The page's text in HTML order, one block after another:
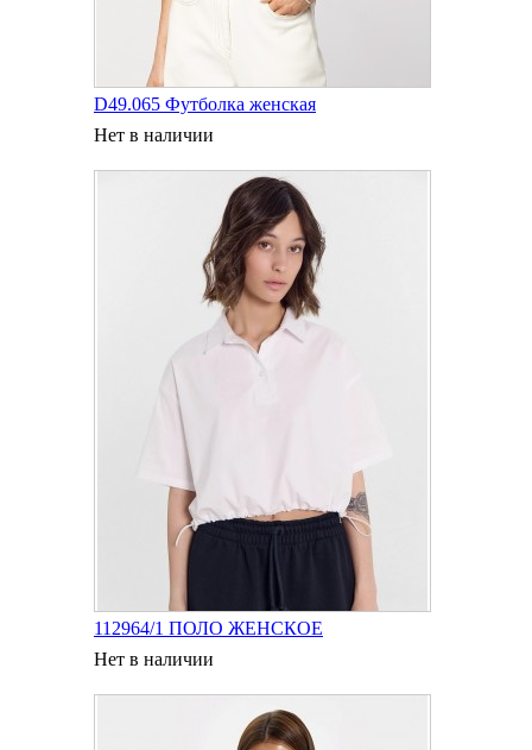
D49.065 Футболка женская
Нет в наличии
112964/1 ПОЛО ЖЕНСКОЕ
Нет в наличии